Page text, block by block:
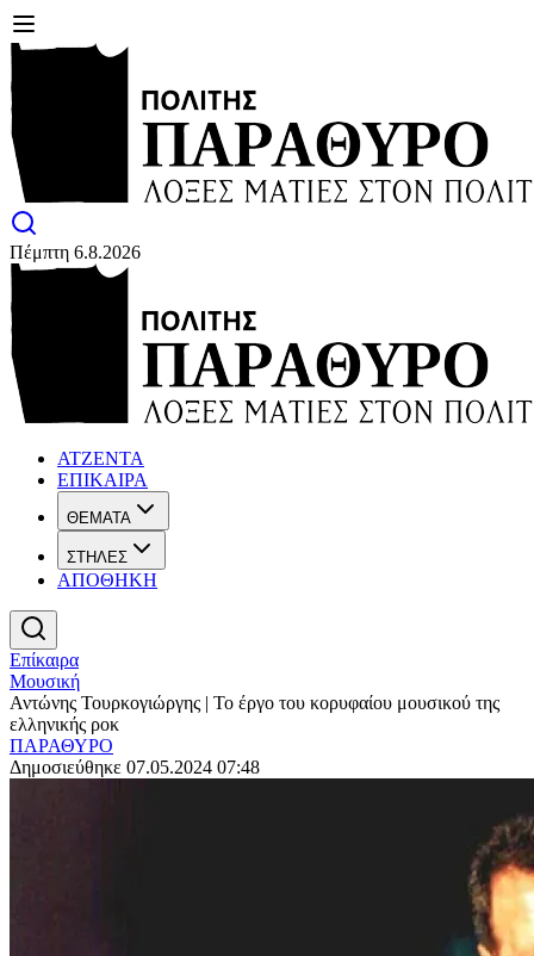
Πέμπτη 6.8.2026
ΑΤΖΕΝΤΑ
ΕΠΙΚΑΙΡΑ
ΘΕΜΑΤΑ
ΣΤΗΛΕΣ
ΑΠΟΘΗΚΗ
Επίκαιρα
Μουσική
Αντώνης Τουρκογιώργης | Το έργο του κορυφαίου μουσικού της
ελληνικής ροκ
ΠΑΡΑΘΥΡΟ
Δημοσιεύθηκε 07.05.2024 07:48